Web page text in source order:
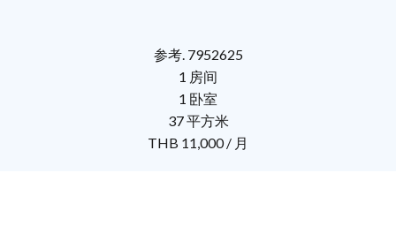
参考. 7952625
1 房间
1 卧室
37 平方米
THB 11,000 / 月